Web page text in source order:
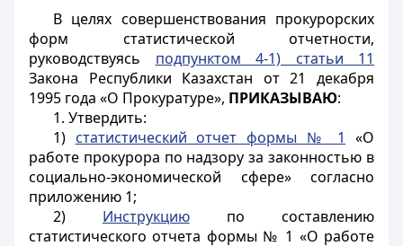
В целях совершенствования прокурорских
форм статистической отчетности,
руководствуясь подпунктом 4-1) статьи 11
Закона Республики Казахстан от 21 декабря
1995 года «О Прокуратуре», ПРИКАЗЫВАЮ:
1. Утвердить:
1) статистический отчет формы № 1
«О
работе прокурора по надзору за законностью в
социально-экономической сфере» согласно
приложению 1;
2) Инструкциюпо составлению
статистического отчета формы № 1 «О работе